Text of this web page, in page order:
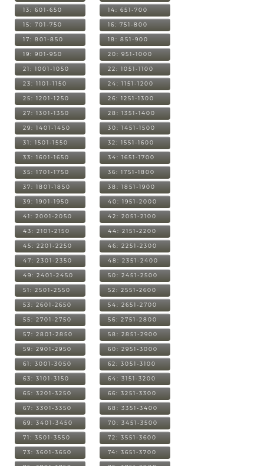
13: 601-650 14: 651-700
15: 701-750 16: 751-800
17: 801-850 18: 851-900
19: 901-950 20: 951-1000
21: 1001-1050 22: 1051-1100
23: 1101-1150 24: 1151-1200
25: 1201-1250 26: 1251-1300
27: 1301-1350 28: 1351-1400
29: 1401-1450 30: 1451-1500
31: 1501-1550 32: 1551-1600
33: 1601-1650 34: 1651-1700
35: 1701-1750 36: 1751-1800
37: 1801-1850 38: 1851-1900
39: 1901-1950 40: 1951-2000
41: 2001-2050 42: 2051-2100
43: 2101-2150 44: 2151-2200
45: 2201-2250 46: 2251-2300
47: 2301-2350 48: 2351-2400
49: 2401-2450 50: 2451-2500
51: 2501-2550 52: 2551-2600
53: 2601-2650 54: 2651-2700
55: 2701-2750 56: 2751-2800
57: 2801-2850 58: 2851-2900
59: 2901-2950 60: 2951-3000
61: 3001-3050 62: 3051-3100
63: 3101-3150 64: 3151-3200
65: 3201-3250 66: 3251-3300
67: 3301-3350 68: 3351-3400
69: 3401-3450 70: 3451-3500
71: 3501-3550 72: 3551-3600
73: 3601-3650 74: 3651-3700